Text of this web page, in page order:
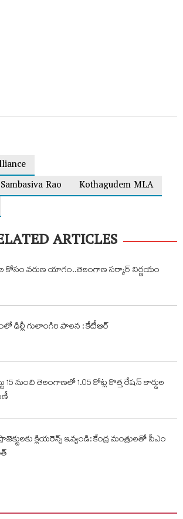
Rao
Kothagudem MLA
ARTICLES
కోసం వరుణ యాగం..తెలంగాణ సర్కార్ నిర్ణయం
ఢిల్లీ గులాంగిరి పాలన : కేటీఆర్
15 నుంచి తెలంగాణలో 1.05 కోట్ల కొత్త రేషన్ కార్డుల
క్లియరెన్స్ ఇవ్వండి: కేంద్ర మంత్రులతో సీఎం